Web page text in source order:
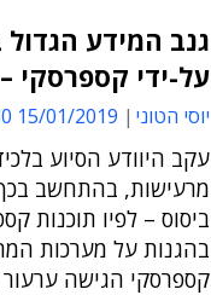
על-ידי קספרסקי
יוסי הטוני 15/01/2019 09:30
עקב היוודע הסיוע
מרעישות, בהתחשב
ביסוס – לפיו תוכנות
בהגנות על מערכות
קספרסקי הגישה ערעור